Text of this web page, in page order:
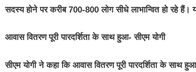
सदस्य होने पर करीब 700-800 लोग सीधे लाभान्वित हो रहे
आवास वितरण पूरी पारदर्शिता के साथ हुआ- सीएम योगी
सीएम योगी ने कहा कि आवास वितरण पूरी पारदर्शिता के साथ